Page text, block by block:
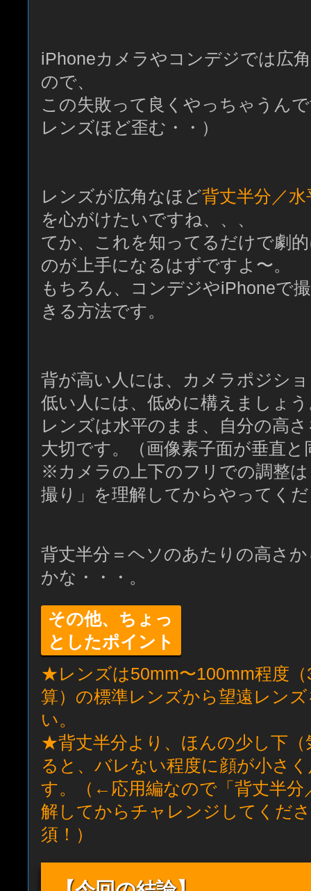
iPhoneカメラやコンデジでは広
ので、
この失敗って良くやっちゃうん
レンズほど歪む・・）
レンズが広角なほど背丈半分／
を心がけたいですね、、、
てか、これを知ってるだけで劇
のが上手になるはずですよ〜。
もちろん、コンデジやiPhoneで
きる方法です。
背が高い人には、カメラポジシ
低い人には、低めに構えましょ
レンズは水平のまま、自分の高
大切です。（画像素子面が垂直と
※カメラの上下のフリでの調整は
撮り」を理解してからやってく
背丈半分＝ヘソのあたりの高さ
かな・・・。
その他、ちょっ
としたポイント
★レンズは50mm〜100mm程度
算）の標準レンズから望遠レン
い。
★背丈半分より、ほんの少し下（
ると、バレない程度に顔が小さ
す。（←応用編なので「背丈半分
解してからチャレンジしてくだ
須！）